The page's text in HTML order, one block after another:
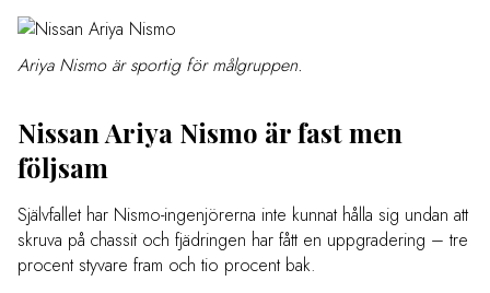
Ariya Nismo är sportig för målgruppen.
Nissan Ariya Nismo är fast men
följsam
Självfallet har Nismo-ingenjörerna inte kunnat hålla sig undan att
skruva på chassit och fjädringen har fått en uppgradering – tre
procent styvare fram och tio procent bak.